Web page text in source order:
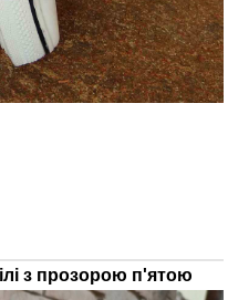
з прозорою п'ятою